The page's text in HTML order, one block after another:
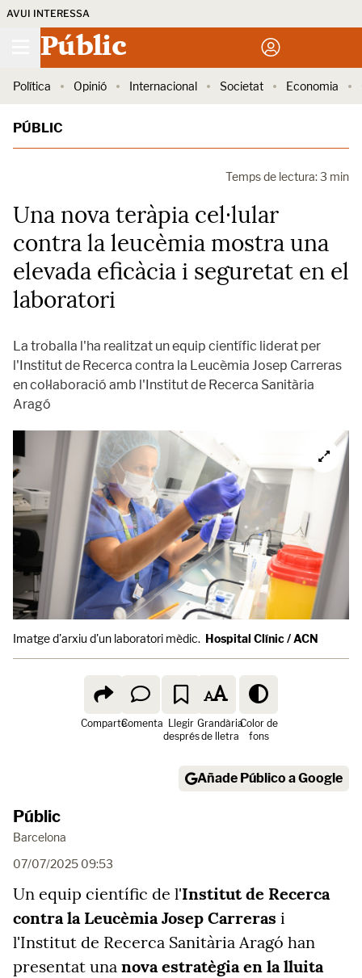
AVUI INTERESSA
Públic
Política Opinió Internacional Societat Economia
PÚBLIC
Temps de lectura: 3 min
Una nova teràpia cel·lular
contra la leucèmia mostra una
elevada eficàcia i seguretat en el
laboratori
La troballa l'ha realitzat un equip científic liderat per
l'Institut de Recerca contra la Leucèmia Josep Carreras
en col·laboració amb l'Institut de Recerca Sanitària
Aragó
Imatge d'arxiu d'un laboratori mèdic. Hospital Clínic / ACN
ComparteComenta Llegir
després
Grandària
de lletra
Color de
fons
Añade Público a Google
Públic
Barcelona
07/07/2025 09:53
Un equip científic de l'Institut de Recerca
contra la Leucèmia Josep Carreras i
l'Institut de Recerca Sanitària Aragó han
presentat una nova estratègia en la lluita